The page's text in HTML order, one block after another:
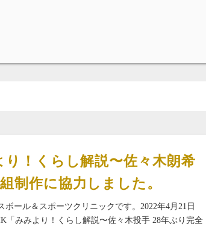
！くらし解説〜佐々木朗希
制作に協力しました。
ボール＆スポーツクリニックです。2022年4月21日
「みみより！くらし解説〜佐々木投手 28年ぶり完全